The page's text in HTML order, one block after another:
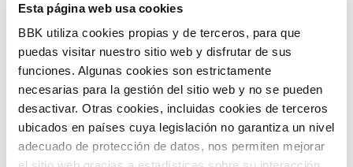
Esta página web usa cookies
BBK utiliza cookies propias y de terceros, para que
puedas visitar nuestro sitio web y disfrutar de sus
funciones. Algunas cookies son estrictamente
necesarias para la gestión del sitio web y no se pueden
desactivar. Otras cookies, incluidas cookies de terceros
ubicados en países cuya legislación no garantiza un nivel
adecuado de protección de datos, nos permiten mejorar
TEMÁTICAS
ARTE Y
CINE